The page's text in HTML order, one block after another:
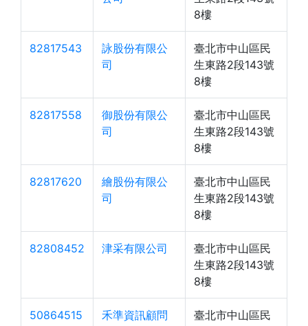
8樓
82817543
詠股份有限公
司
臺北市中山區民
生東路2段143號
8樓
82817558
御股份有限公
司
臺北市中山區民
生東路2段143號
8樓
82817620
繪股份有限公
司
臺北市中山區民
生東路2段143號
8樓
82808452 津采有限公司
臺北市中山區民
生東路2段143號
8樓
50864515
禾準資訊顧問
臺北市中山區民